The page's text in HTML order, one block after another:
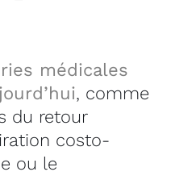
médicales
, comme
du retour
costo-
ou le